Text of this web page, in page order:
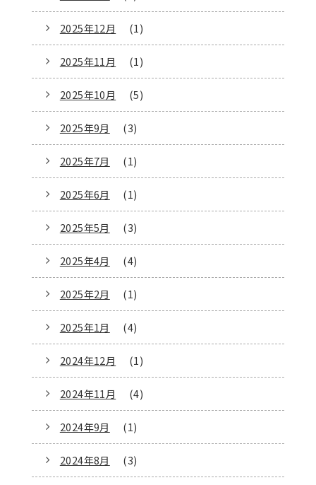
2025年12月 (1)
2025年11月 (1)
2025年10月 (5)
2025年9月 (3)
2025年7月 (1)
2025年6月 (1)
2025年5月 (3)
2025年4月 (4)
2025年2月 (1)
2025年1月 (4)
2024年12月 (1)
2024年11月 (4)
2024年9月 (1)
2024年8月 (3)